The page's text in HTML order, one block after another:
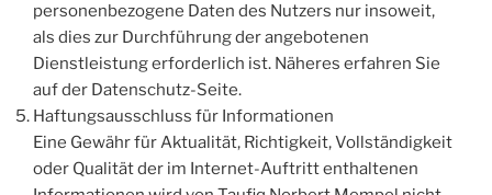
personenbezogene Daten des Nutzers nur insoweit,
als dies zur Durchführung der angebotenen
Dienstleistung erforderlich ist. Näheres erfahren Sie
auf der Datenschutz-Seite.
Haftungsausschluss für Informationen
Eine Gewähr für Aktualität, Richtigkeit, Vollständigkeit
oder Qualität der im Internet-Auftritt enthaltenen